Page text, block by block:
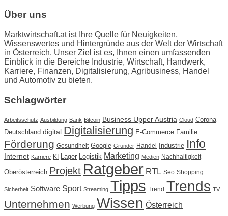
Über uns
Marktwirtschaft.at ist Ihre Quelle für Neuigkeiten,
Wissenswertes und Hintergründe aus der Welt der Wirtschaft
in Österreich. Unser Ziel ist es, Ihnen einen umfassenden
Einblick in die Bereiche Industrie, Wirtschaft, Handwerk,
Karriere, Finanzen, Digitalisierung, Agribusiness, Handel
und Automotiv zu bieten.
Schlagwörter
Arbeitsschutz Ausbildung Bank Bitcoin Business Upper Austria Cloud Corona
Deutschland digital Digitalisierung E-Commerce Familie
Förderung Gesundheit Google Gründer Handel Industrie Info
Internet Karriere KI Lager Logistik Marketing Medien Nachhaltigkeit
Oberösterreich Projekt Ratgeber RTL Seo Shopping
Sicherheit Software Sport Streaming Tipps Trend Trends TV
Unternehmen Werbung Wissen Österreich